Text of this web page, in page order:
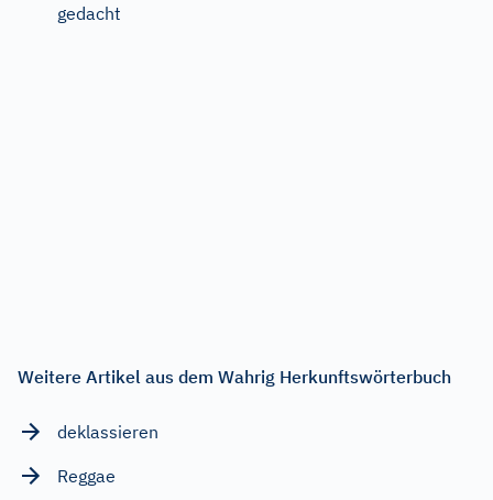
gedacht
Weitere Artikel aus dem Wahrig Herkunftswörterbuch
deklassieren
Reggae